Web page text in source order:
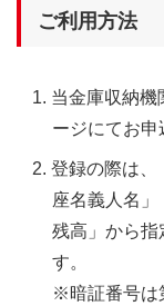
ご利用方法
当金庫収納機
ージにてお申
登録の際は、
座名義人名
残高」から指
す。
※暗証番号は